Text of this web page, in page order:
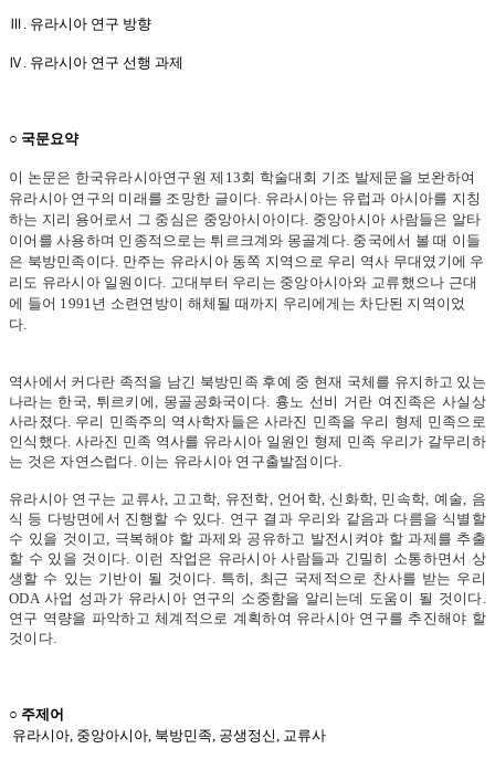
Ⅲ. 유라시아 연구 방향
Ⅳ. 유라시아 연구 선행 과제
○ 국문요약
이 논문은 한국유라시아연구원 제13회 학술대회 기조 발제문을 보완하여
유라시아 연구의 미래를 조망한 글이다. 유라시아는 유럽과 아시아를 지칭
하는 지리 용어로서 그 중심은 중앙아시아이다. 중앙아시아 사람들은 알타
이어를 사용하며 인종적으로는 튀르크계와 몽골계다. 중국에서 볼 때 이들
은 북방민족이다. 만주는 유라시아 동쪽 지역으로 우리 역사 무대였기에 우
리도 유라시아 일원이다. 고대부터 우리는 중앙아시 아와 교류했으나 근대
에 들어 1991년 소련연방이 해체될 때까지 우리에게는 차단된 지역이었
다.
역사에서 커다란 족적을 남긴 북방민족 후예 중 현재 국체를 유지하고 있는
나라는 한국, 튀르키에, 몽골공화국이다. 흉노 선비 거란 여진족은 사실상
사라졌다. 우리 민족주의 역사학자들은 사라진 민족을 우리 형제 민족으로
인식했다. 사라진 민족 역사를 유라시아 일원인 형제 민족 우리가 갈무리하
는 것은 자연스럽다. 이는 유라시아 연구출발점이다.
유라시아 연구는 교류사, 고고학, 유전학, 언어학, 신화학, 민속학, 예술, 음
식 등 다방면에서 진행할 수 있다. 연구 결과 우리와 같음과 다름을 식별할
수 있을 것이고, 극복해야 할 과제와 공유하고 발전시켜야 할 과제를 추출
할 수 있을 것이다. 이런 작업은 유라시아 사람들과 긴밀히 소통하면서 상
생할 수 있는 기반이 될 것이다. 특히, 최근 국제적으로 찬사를 받는 우리
ODA 사업 성과가 유라시아 연구의 소중함을 알리는데 도움이 될 것이다.
연구 역량을 파악하고 체계적으로 계획하여 유라시아 연구를 추진해야 할
것이다.
○ 주제어
유라시아, 중앙아시아, 북방민족, 공생정신, 교류사